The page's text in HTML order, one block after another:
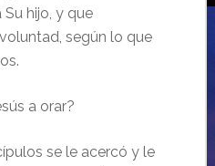
hijo, y que
según lo que
a orar?
se le acercó y le